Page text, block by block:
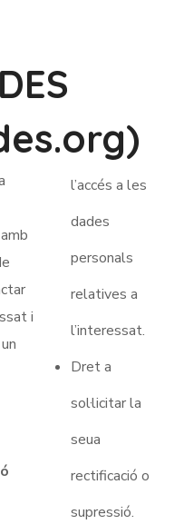
i
l’accés a les
dades
personals
relatives a
l’interessat.
Dret a
sol·licitar la
seua
rectificació o
supressió.